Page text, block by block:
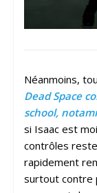
Néanmoins,
Dead Space
school,
si Isaac est
contrôles
rapidement
surtout contre